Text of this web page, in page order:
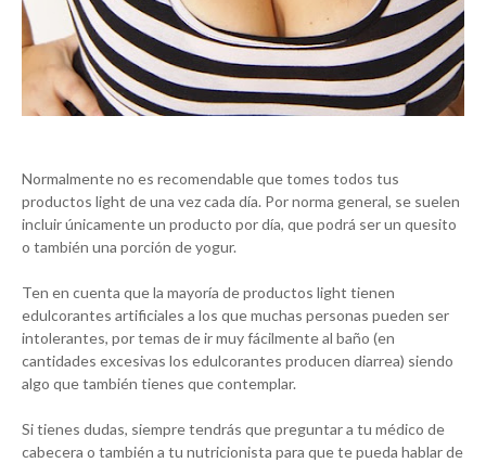
Normalmente no es recomendable que tomes todos tus
productos light de una vez cada día. Por norma general, se suelen
incluir únicamente un producto por día, que podrá ser un quesito
o también una porción de yogur.
Ten en cuenta que la mayoría de productos light tienen
edulcorantes artificiales a los que muchas personas pueden ser
intolerantes, por temas de ir muy fácilmente al baño (en
cantidades excesivas los edulcorantes producen diarrea) siendo
algo que también tienes que contemplar.
Si tienes dudas, siempre tendrás que preguntar a tu médico de
cabecera o también a tu nutricionista para que te pueda hablar de